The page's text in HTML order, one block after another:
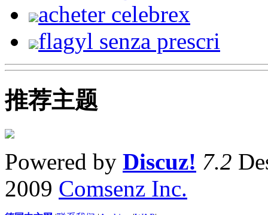
acheter celebrex
flagyl senza prescri
推荐主题
Powered by Discuz! 7.2
2009 Comsenz Inc.